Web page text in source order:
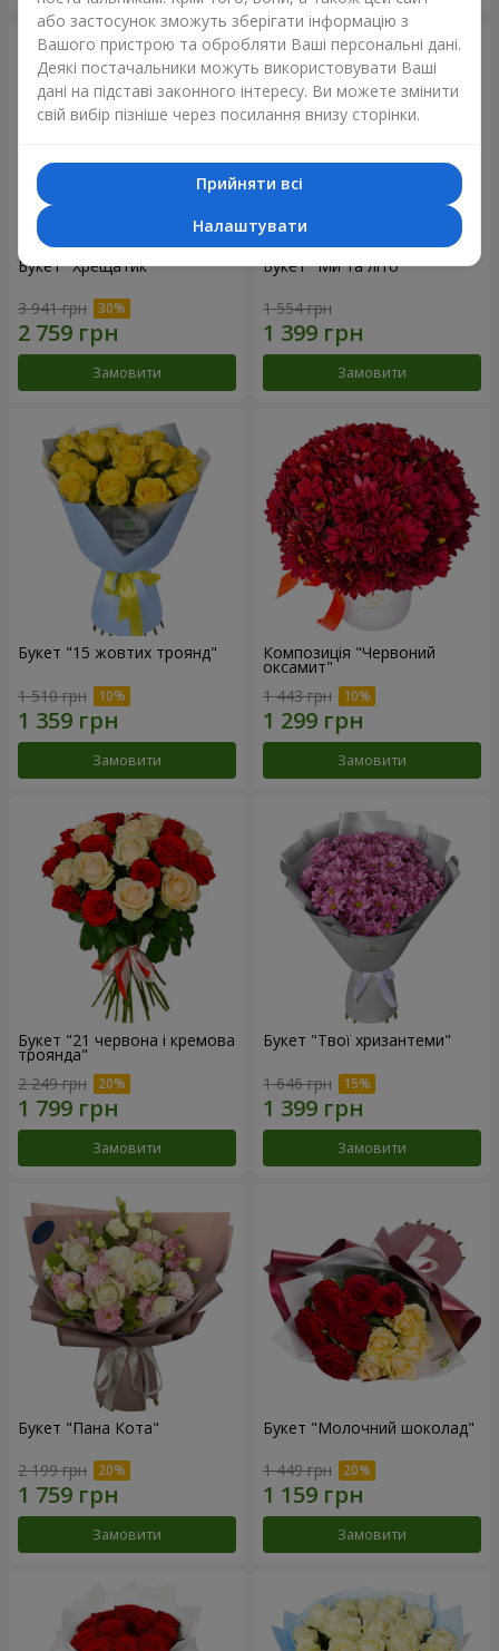
Букет "Хрещатик"
3 941 грн
Замовити
Букет "Ми та літо"
1 554 грн
Замовити
Букет "15 жовтих троянд"
1 510 грн
Замовити
Композиція "Червоний
оксамит"
1 443 грн
Замовити
Букет "21 червона і кремова
троянда"
2 249 грн
Замовити
Букет "Твої хризантеми"
1 646 грн
Замовити
Букет "Пана Кота"
2 199 грн
Замовити
Букет "Молочний шоколад"
1 449 грн
Замовити
або застосунок зможуть зберігати інформацію з
Вашого пристрою та обробляти Ваші персональні дані.
Деякі постачальники можуть використовувати Ваші
дані на підставі законного інтересу. Ви можете змінити
свій вибір пізніше через посилання внизу сторінки.
Прийняти всі
Налаштувати